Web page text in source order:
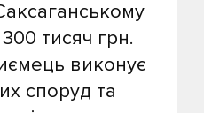
тисяч грн.
виконує
споруд та